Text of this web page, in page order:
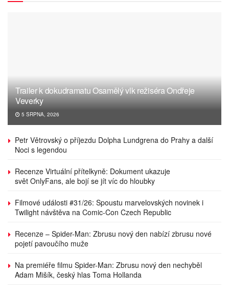
Trailer k dokudramatu Osamělý vlk režiséra Ondřeje
Veverky
5 SRPNA, 2026
Petr Větrovský o příjezdu Dolpha Lundgrena do Prahy a další
Noci s legendou
Recenze Virtuální přítelkyně: Dokument ukazuje
svět OnlyFans, ale bojí se jít víc do hloubky
Filmové události #31/26: Spoustu marvelovských novinek i
Twilight návštěva na Comic-Con Czech Republic
Recenze – Spider-Man: Zbrusu nový den nabízí zbrusu nové
pojetí pavoučího muže
Na premiéře filmu Spider-Man: Zbrusu nový den nechyběl
Adam Mišík, český hlas Toma Hollanda